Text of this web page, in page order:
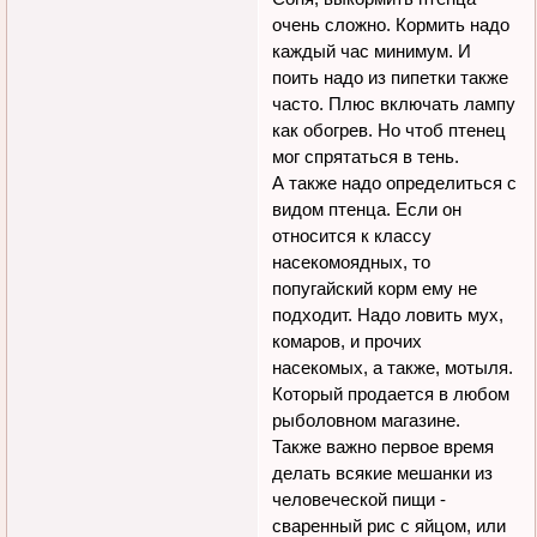
очень сложно. Кормить надо
каждый час минимум. И
поить надо из пипетки также
часто. Плюс включать лампу
как обогрев. Но чтоб птенец
мог спрятаться в тень.
А также надо определиться с
видом птенца. Если он
относится к классу
насекомоядных, то
попугайский корм ему не
подходит. Надо ловить мух,
комаров, и прочих
насекомых, а также, мотыля.
Который продается в любом
рыболовном магазине.
Также важно первое время
делать всякие мешанки из
человеческой пищи -
сваренный рис с яйцом, или